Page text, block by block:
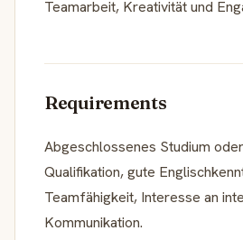
Teamarbeit, Kreativität und
Requirements
Abgeschlossenes Studium
Qualifikation, gute
Teamfähigkeit, Interesse an
Kommunikation.